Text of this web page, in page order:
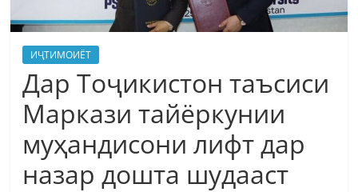
ИҶТИМОИЁТ
Дар Тоҷикистон таъсиси
Маркази тайёркунии
муҳандисони лифт дар
назар дошта шудааст